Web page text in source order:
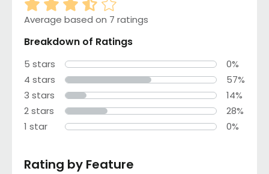
Average based on 7 ratings
Breakdown of Ratings
5 stars
0%
4 stars
57%
3 stars
14%
2 stars
28%
1 star
0%
Rating by Feature